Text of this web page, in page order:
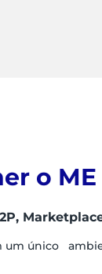
o ME
um único